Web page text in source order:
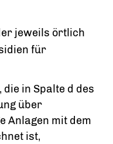
jeweils örtlich
für
in Spalte d des
über
Anlagen mit dem
ist,